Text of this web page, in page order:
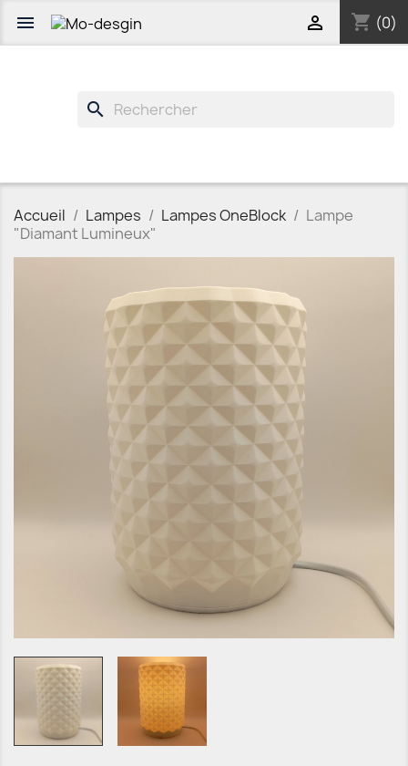
 shopping_cart (0)

search
Accueil Lampes Lampes OneBlock
Lampe
"Diamant Lumineux"